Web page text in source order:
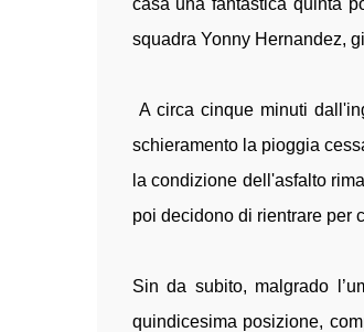
squadra Yonny Hernandez,
A circa cinque minuti
schieramento la pioggia
la condizione dell'asfalto
poi decidono di rientrare per
Sin da subito, malgrado
quindicesima posizione,